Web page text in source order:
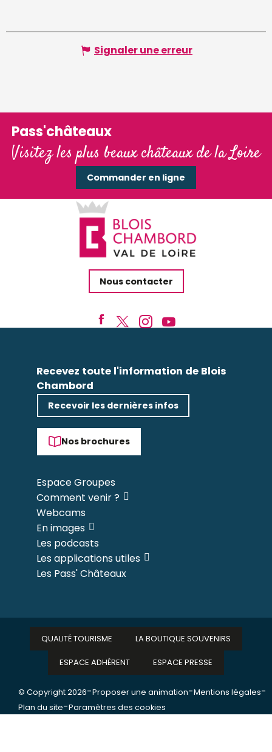
Signaler une erreur
Pass'châteaux
Visitez les plus beaux châteaux de la Loire
Commander en ligne
Nous contacter
Recevez toute l'information de Blois
Chambord
Recevoir les dernières infos
Nos brochures
Espace Groupes
Comment venir ?
Webcams
En images
Les podcasts
Les applications utiles
Les Pass' Châteaux
© Copyright 2026-Proposer une animation-Mentions légales-
Plan du site-Paramètres des cookies
QUALITÉ TOURISME LA BOUTIQUE SOUVENIRS
ESPACE ADHÉRENT ESPACE PRESSE